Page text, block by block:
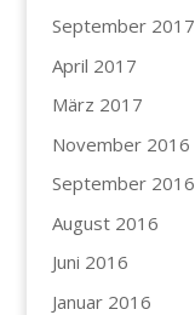
September 2017
April 2017
März 2017
November 2016
September 2016
August 2016
Juni 2016
Januar 2016